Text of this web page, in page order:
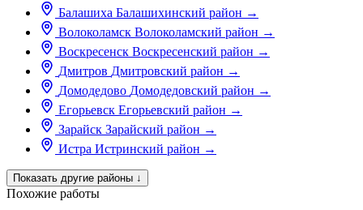
Балашиха Балашихинский район →
Волоколамск Волоколамский район →
Воскресенск Воскресенский район →
Дмитров Дмитровский район →
Домодедово Домодедовский район →
Егорьевск Егорьевский район →
Зарайск Зарайский район →
Истра Истринский район →
Показать другие районы ↓
Похожие работы